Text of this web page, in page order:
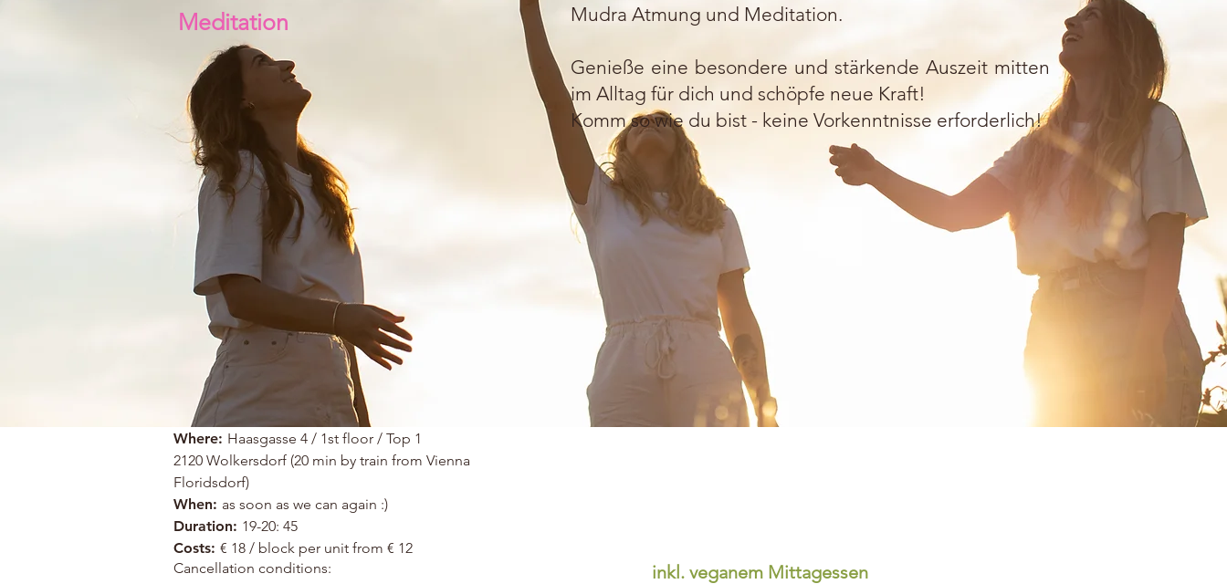
Meditation
Mudra Atmung und Meditation.
Genieße eine besondere und stärkende Auszeit mitten
im Alltag für dich und schöpfe neue Kraft!
Komm so wie du bist - keine Vorkenntnisse erforderlich!
Where: Haasgasse 4 / 1st floor / Top 1
2120 Wolkersdorf (20 min by train from Vienna
Floridsdorf)
When: as soon as we can again :)
Duration: 19-20: 45
Costs: € 18 / block per unit from € 12
Cancellation conditions:
inkl. veganem Mittagessen